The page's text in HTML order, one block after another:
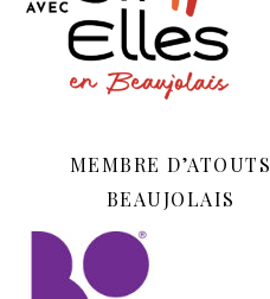
MEMBRE D’ATOUTS
BEAUJOLAIS